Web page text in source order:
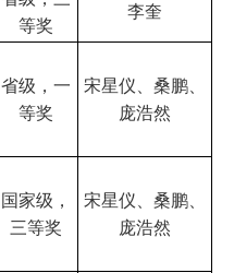
等奖
李奎
省级，一
等奖
宋星仪、桑鹏、
庞浩然
国家级，
三等奖
宋星仪、桑鹏、
庞浩然